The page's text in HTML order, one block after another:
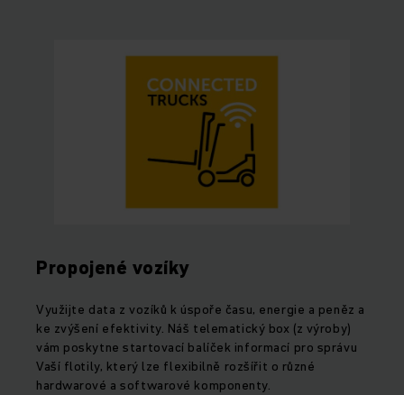
Propojené vozíky
Využijte data z vozíků k úspoře času, energie a peněz a
ke zvýšení efektivity. Náš telematický box (z výroby)
vám poskytne startovací balíček informací pro správu
Vaší flotily, který lze flexibilně rozšířit o různé
hardwarové a softwarové komponenty.